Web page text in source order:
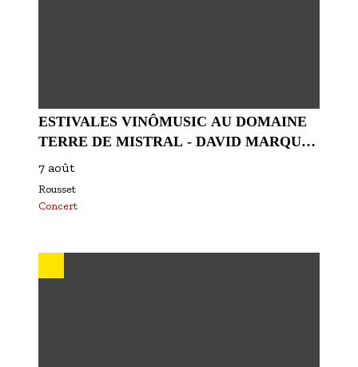
ESTIVALES VINÔMUSIC AU DOMAINE
TERRE DE MISTRAL - DAVID MARQUES
QUARTET
7 août
Rousset
Concert